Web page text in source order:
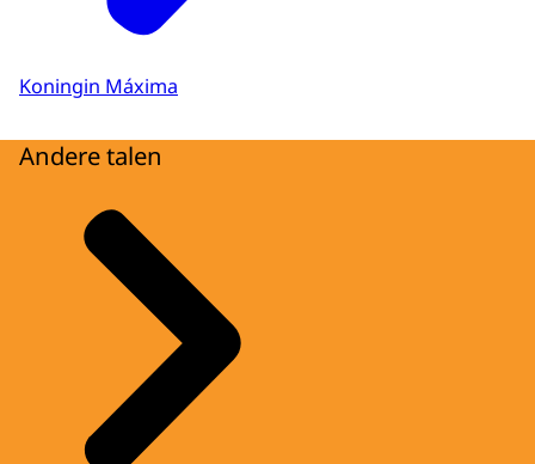
Koningin Máxima
Andere talen